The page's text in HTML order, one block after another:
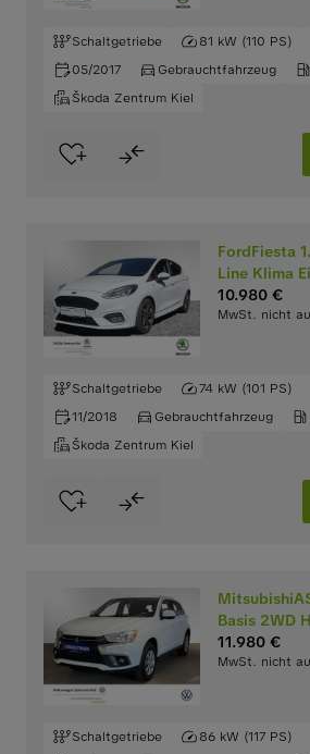
Schaltgetriebe 81 kW (110 PS)
05/2017
Gebrauchtfahrzeug
Škoda Zentrum Kiel
FordFiesta
Line Klima
10.980 €
MwSt. nicht
Schaltgetriebe 74 kW (101 PS)
11/2018
Gebrauchtfahrzeug
Škoda Zentrum Kiel
Basis 2WD
11.980 €
MwSt. nicht
Schaltgetriebe 86 kW (117 PS)